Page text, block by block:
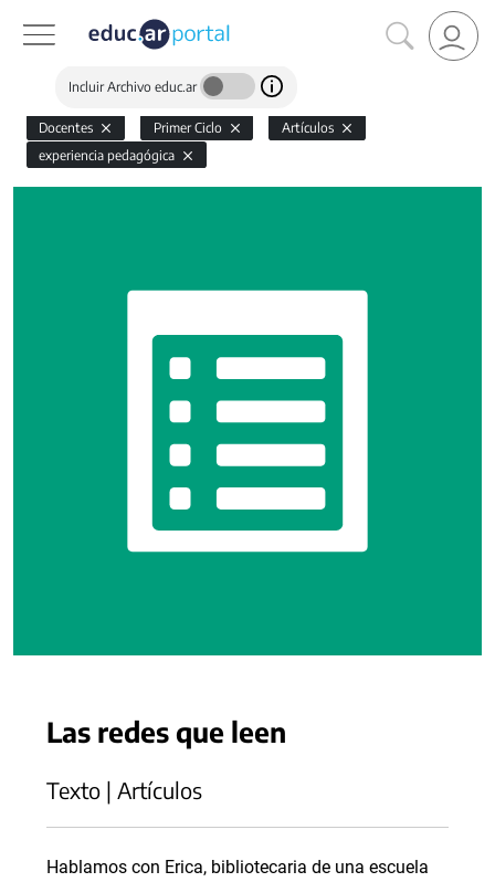
Incluir Archivo educ.ar
Docentes Primer Ciclo
Artículos
experiencia pedagógica
Las redes que leen
Texto | Artículos
Hablamos con Erica, bibliotecaria de una escuela